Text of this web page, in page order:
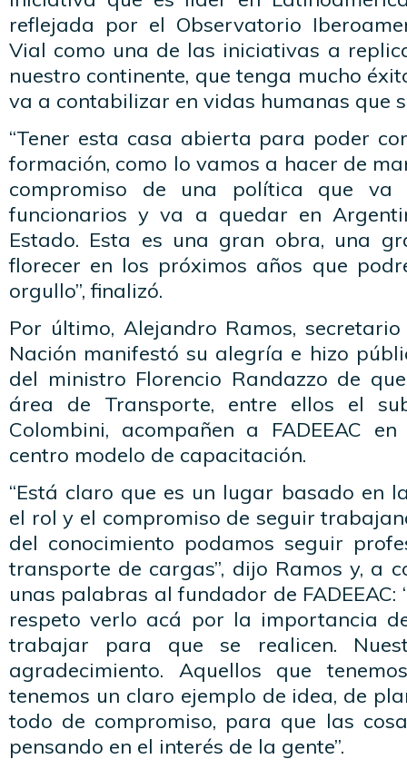
reflejada por el Observatorio
Vial como una de las iniciativas a
nuestro continente, que tenga mucho
va a contabilizar en vidas humanas que
“Tener esta casa abierta para poder
formación, como lo vamos a hacer de
compromiso de una política que
funcionarios y va a quedar en
Estado. Esta es una gran obra, una
florecer en los próximos años que
orgullo”, finalizó.
Por último, Alejandro Ramos,
Nación manifestó su alegría e hizo
del ministro Florencio Randazzo de
área de Transporte, entre ellos el
Colombini, acompañen a FADEEAC
centro modelo de capacitación.
“Está claro que es un lugar basado en
el rol y el compromiso de seguir
del conocimiento podamos seguir
transporte de cargas”, dijo Ramos y, a
unas palabras al fundador de FADEEAC:
respeto verlo acá por la importancia
trabajar para que se realicen.
agradecimiento. Aquellos que
tenemos un claro ejemplo de idea, de
todo de compromiso, para que las
pensando en el interés de la gente”.